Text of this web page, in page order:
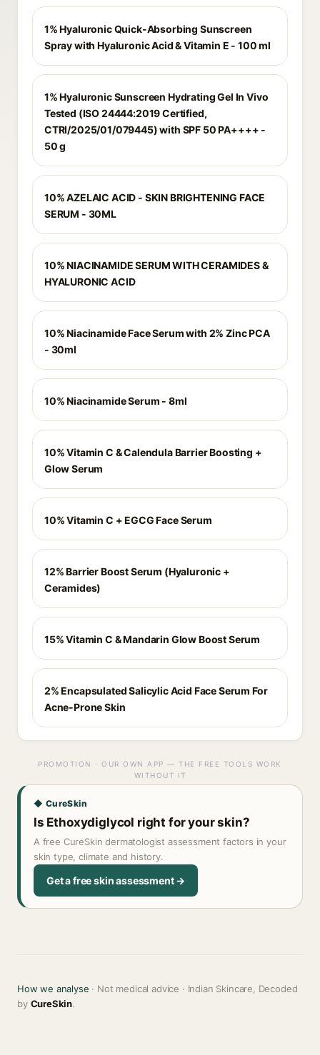
1% Hyaluronic Quick-Absorbing Sunscreen
Spray with Hyaluronic Acid & Vitamin E - 100 ml
1% Hyaluronic Sunscreen Hydrating Gel In Vivo
Tested (ISO 24444:2019 Certified,
CTRI/2025/01/079445) with SPF 50 PA++++ -
50 g
10% AZELAIC ACID - SKIN BRIGHTENING FACE
SERUM - 30ML
10% NIACINAMIDE SERUM WITH CERAMIDES &
HYALURONIC ACID
10% Niacinamide Face Serum with 2% Zinc PCA
- 30ml
10% Niacinamide Serum - 8ml
10% Vitamin C & Calendula Barrier Boosting +
Glow Serum
10% Vitamin C + EGCG Face Serum
12% Barrier Boost Serum (Hyaluronic +
Ceramides)
15% Vitamin C & Mandarin Glow Boost Serum
2% Encapsulated Salicylic Acid Face Serum For
Acne-Prone Skin
PROMOTION · OUR OWN APP — THE FREE TOOLS WORK
WITHOUT IT
◆ CureSkin
Is Ethoxydiglycol right for your skin?
A free CureSkin dermatologist assessment factors in your
skin type, climate and history.
Get a free skin assessment →
How we analyse · Not medical advice · Indian Skincare, Decoded
by CureSkin.